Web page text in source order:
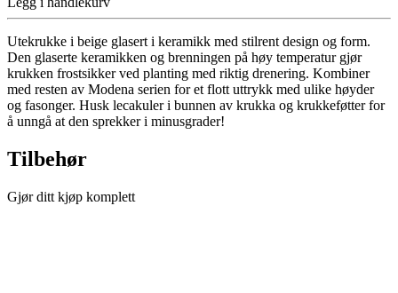
Utekrukke i beige glasert i keramikk med stilrent design og form.
Den glaserte keramikken og brenningen på høy temperatur gjør
krukken frostsikker ved planting med riktig drenering. Kombiner
med resten av Modena serien for et flott uttrykk med ulike høyder
og fasonger. Husk lecakuler i bunnen av krukka og krukkeføtter for
å unngå at den sprekker i minusgrader!
Tilbehør
Gjør ditt kjøp komplett